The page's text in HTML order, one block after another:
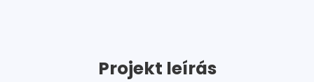
Projekt leírás